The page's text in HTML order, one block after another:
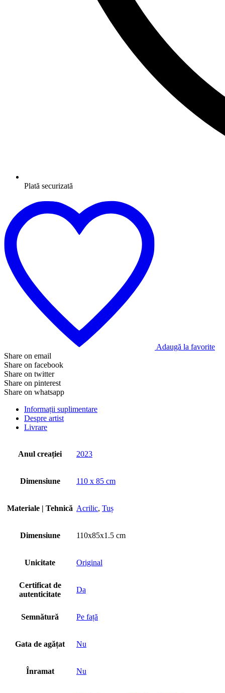
Plată securizată
Adaugă la favorite
Share on email
Share on facebook
Share on twitter
Share on pinterest
Share on whatsapp
Informații suplimentare
Despre artist
Livrare
Anul creației 2023
Dimensiune 110 х 85 cm
Materiale | Tehnică Acrilic, Tuș
Dimensiune 110x85x1.5 cm
Unicitate Original
Certificat de
autenticitate
Da
Semnătură Pe față
Gata de agățat Nu
Înramat Nu